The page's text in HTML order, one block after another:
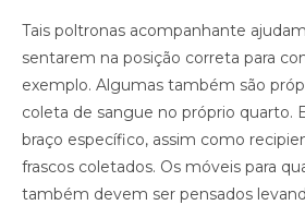
Tais poltronas acompanhante
sentarem na posição correta para
exemplo. Algumas também são
coleta de sangue no próprio quarto.
braço específico, assim como
frascos coletados. Os móveis para
também devem ser pensados